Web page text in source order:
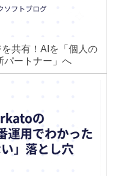
共有！AIを「個人の
パートナー」へ